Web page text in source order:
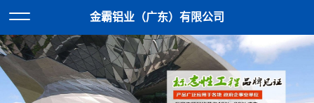
金霸铝业（广东）有限公司